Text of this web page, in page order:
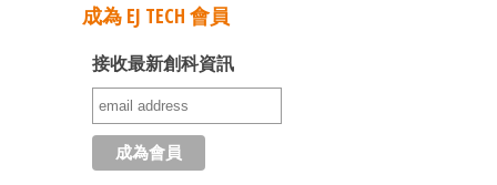
成為 EJ TECH 會員
接收最新創科資訊